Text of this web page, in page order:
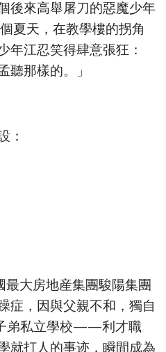
後來高舉屠刀的惡魔少年
天，在教學樓的拐角
年江忍笑得肆意張狂：
聽那樣的。」
：
大房地産集團駿陽集團
症，因與父親不和，獨自
弟私立學校——利才職
就打人的事迹，瞬間成為